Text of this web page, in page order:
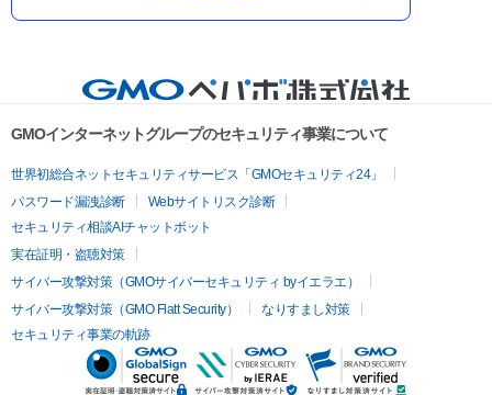
GMOインターネットグループのセキュリティ事業について
世界初総合ネットセキュリティサービス「GMOセキュリティ24」
パスワード漏洩診断
Webサイトリスク診断
セキュリティ相談AIチャットボット
実在証明・盗聴対策
サイバー攻撃対策（GMOサイバーセキュリティ byイエラエ）
サイバー攻撃対策（GMO Flatt Security）
なりすまし対策
セキュリティ事業の軌跡